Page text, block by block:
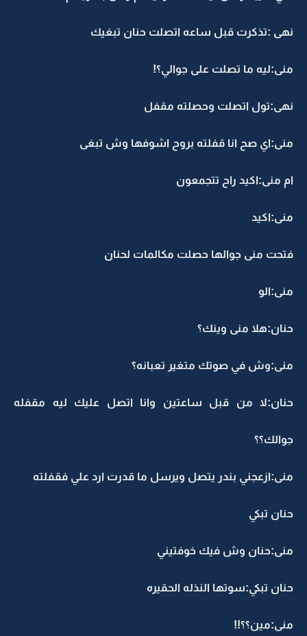
نهى :تذكرت قبل ساعه اتصلت حنان تبغيك
منى:ليه ما تصلت على جوالي؟!
نهى:تول اتصلت وحصلته مقفل
منى:اي صح انا قفلته بروح اشوفها وش تبغى
ام منى:اكيد راح تتجمعون
منى:اكيد
فتحت منى جوالها حصلت مكالمات لحنان
منى:الو
حنان:هلا منى وينك؟
منى:وش في صوتك متغير تعبانه؟
حنان:لا من قبل ساعتين وانا اتصل عليك ليه مقفله
جوالك؟؟
منى:ازعجني بندر يتصل ويرسل ما قدرت ارد علي فقفلته
حنان تبكي
منى:حنان وش فيك خوفتيني
حنان تبكي:سوتها النذله الحقيره
منى:مين؟؟!!